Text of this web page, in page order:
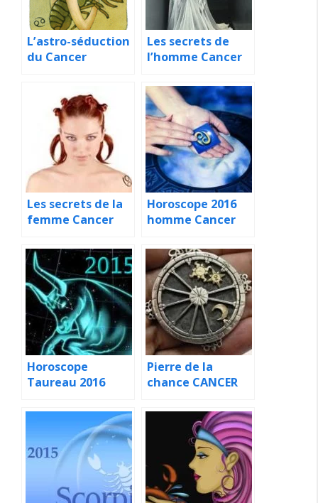
L’astro-séduction
du Cancer
Les secrets de
l’homme Cancer
Les secrets de la
femme Cancer
Horoscope 2016
homme Cancer
Horoscope
Taureau 2016
Pierre de la
chance CANCER